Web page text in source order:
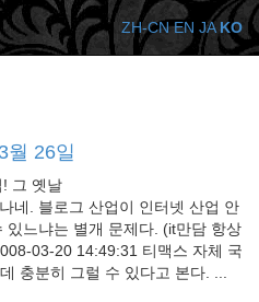
월 26일
! 그 옛날
네. 블로그 산업이 인터넷 산업 안
느냐는 별개 문제다. (it만담 항상
03-20 14:49:31 티맥스 자체 국
충분히 그럴 수 있다고 본다. ...
ZH-CN EN JA KO